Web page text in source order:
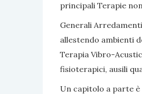
principali Terapie
Generali
allestendo ambienti
Terapia Vibro-
fisioterapici, ausili
Un capitolo a parte